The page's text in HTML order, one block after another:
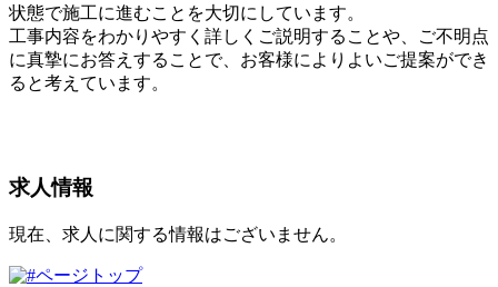
状態で施工に進むことを大切にしています。
工事内容をわかりやすく詳しくご説明することや、ご不明点
に真摯にお答えすることで、お客様によりよいご提案ができ
ると考えています。
求⼈情報
現在、求人に関する情報はございません。
ページトップ